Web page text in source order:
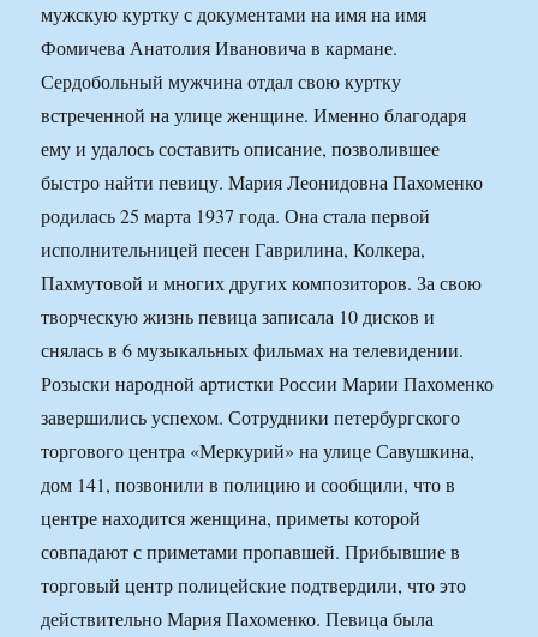
мужскую куртку с документами на имя на имя
Фомичева Анатолия Ивановича в кармане.
Сердобольный мужчина отдал свою куртку
встреченной на улице женщине. Именно благодаря
ему и удалось составить описание, позволившее
быстро найти певицу. Мария Леонидовна Пахоменко
родилась 25 марта 1937 года. Она стала первой
исполнительницей песен Гаврилина, Колкера,
Пахмутовой и многих других композиторов. За свою
творческую жизнь певица записала 10 дисков и
снялась в 6 музыкальных фильмах на телевидении.
Розыски народной артистки России Марии Пахоменко
завершились успехом. Сотрудники петербургского
торгового центра «Меркурий» на улице Савушкина,
дом 141, позвонили в полицию и сообщили, что в
центре находится женщина, приметы которой
совпадают с приметами пропавшей. Прибывшие в
торговый центр полицейские подтвердили, что это
действительно Мария Пахоменко. Певица была